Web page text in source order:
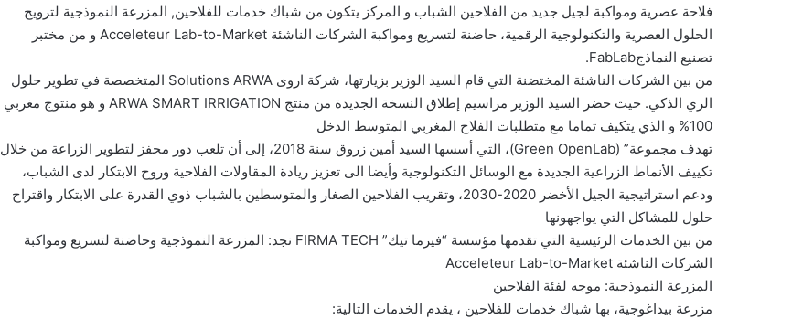
فلاحة عصرية ومواكبة لجيل جديد من الفلاحين الشباب و المركز يتكون من شباك خدمات للفلاحين, المزرعة النموذجية لترويج
الحلول العصرية والتكنولوجية الرقمية، حاضنة لتسريع ومواكبة الشركات الناشئة Acceleteur Lab-to-Market و من مختبر
تصنيع النماذجFabLab.
من بين الشركات الناشئة المختضنة التي قام السيد الوزير بزيارتها، شركة اروى Solutions ARWA المتخصصة في تطوير حلول
الري الذكي. حيث حضر السيد الوزير مراسيم إطلاق النسخة الجديدة من منتج ARWA SMART IRRIGATION و هو منتوج مغربي
100% و الذي يتكيف تماما مع متطلبات الفلاح المغربي المتوسط الدخل
تهدف مجموعة” (Green OpenLab)، التي أسسها السيد أمين زروق سنة 2018، إلى أن تلعب دور محفز لتطوير الزراعة من خلال
تكييف الأنماط الزراعية الجديدة مع الوسائل التكنولوجية وأيضا الى تعزيز ريادة المقاولات الفلاحية وروح الابتكار لدى الشباب،
ودعم استراتيجية الجيل الأخضر 2020-2030، وتقريب الفلاحين الصغار والمتوسطين بالشباب ذوي القدرة على الابتكار واقتراح
حلول للمشاكل التي يواجهونها
من بين الخدمات الرئيسية التي تقدمها مؤسسة “فيرما تيك” FIRMA TECH نجد: المزرعة النموذجية وحاضنة لتسريع ومواكبة
الشركات الناشئة Acceleteur Lab-to-Market
المزرعة النموذجية: موجه لفئة الفلاحين
مزرعة بيداغوجية، بها شباك خدمات للفلاحين ، يقدم الخدمات التالية: